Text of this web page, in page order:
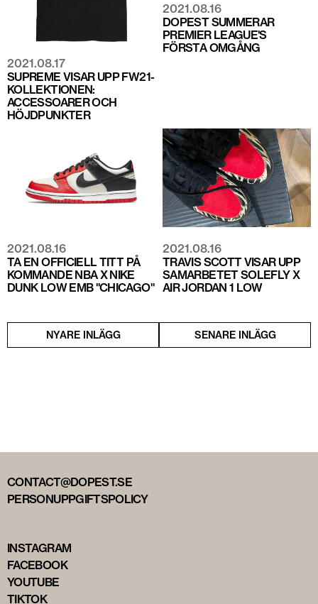
2021.08.17
SUPREME VISAR UPP FW21-
KOLLEKTIONEN:
ACCESSOARER OCH
HÖJDPUNKTER
2021.08.16
DOPEST SUMMERAR
PREMIER LEAGUE'S
FÖRSTA OMGÅNG
2021.08.16
TA EN OFFICIELL TITT PÅ
KOMMANDE NBA X NIKE
DUNK LOW EMB "CHICAGO"
2021.08.16
TRAVIS SCOTT VISAR UPP
SAMARBETET SOLEFLY X
AIR JORDAN 1 LOW
NYARE INLÄGG SENARE INLÄGG
CONTACT@DOPEST.SE
PERSONUPPGIFTSPOLICY
INSTAGRAM
FACEBOOK
YOUTUBE
TIKTOK